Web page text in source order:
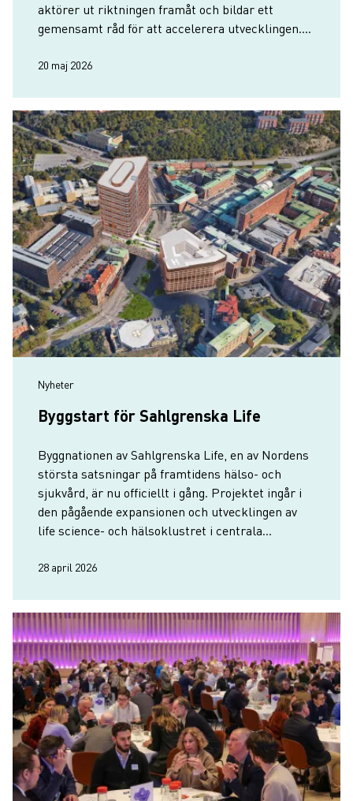
aktörer ut riktningen framåt och bildar ett
gemensamt råd för att accelerera utvecklingen.
Sveriges sam…
20 maj 2026
Nyheter
Byggstart för Sahlgrenska Life
Byggnationen av Sahlgrenska Life, en av Nordens
största satsningar på framtidens hälso- och
sjukvård, är nu officiellt i gång. Projektet ingår i
den pågående expansionen och utvecklingen av
life science- och hälsoklustret i centrala
28 april 2026